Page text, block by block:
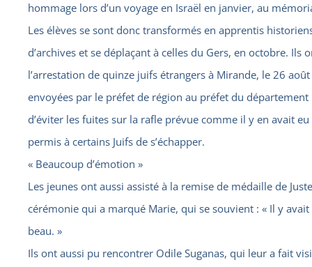
hommage lors d’un voyage en Israël en janvier, au
Les élèves se sont donc transformés en apprentis
d’archives et se déplaçant à celles du Gers, en octobre.
l’arrestation de quinze juifs étrangers à Mirande, le 26
envoyées par le préfet de région au préfet du
d’éviter les fuites sur la rafle prévue comme il y en avait
permis à certains Juifs de s’échapper.
« Beaucoup d’émotion »
Les jeunes ont aussi assisté à la remise de médaille de
cérémonie qui a marqué Marie, qui se souvient : « Il y avait
beau. »
Ils ont aussi pu rencontrer Odile Suganas, qui leur a fait